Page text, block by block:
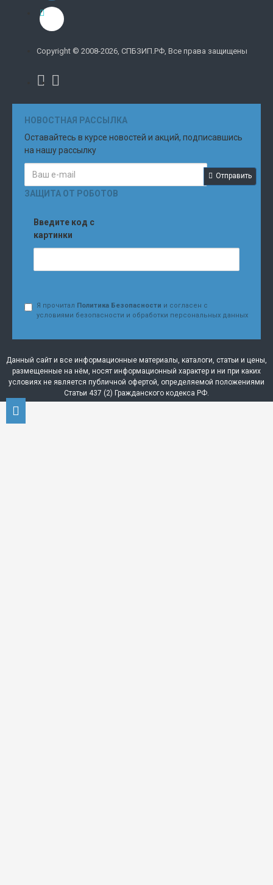
Copyright © 2008-2026, СПБЗИП.РФ, Все права защищены
НОВОСТНАЯ РАССЫЛКА
Оставайтесь в курсе новостей и акций, подписавшись
на нашу рассылку
Отправить
ЗАЩИТА ОТ РОБОТОВ
Введите код с
картинки
Я прочитал Политика Безопасности и согласен с
условиями безопасности и обработки персональных данных
Данный сайт и все информационные материалы, каталоги, статьи и цены,
размещенные на нём, носят информационный характер и ни при каких
условиях не является публичной офертой, определяемой положениями
Статьи 437 (2) Гражданского кодекса РФ.